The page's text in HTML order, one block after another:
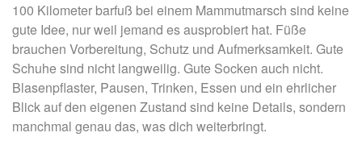
100 Kilometer barfuß bei einem Mammutmarsch sind keine
gute Idee, nur weil jemand es ausprobiert hat. Füße
brauchen Vorbereitung, Schutz und Aufmerksamkeit. Gute
Schuhe sind nicht langweilig. Gute Socken auch nicht.
Blasenpflaster, Pausen, Trinken, Essen und ein ehrlicher
Blick auf den eigenen Zustand sind keine Details, sondern
manchmal genau das, was dich weiterbringt.